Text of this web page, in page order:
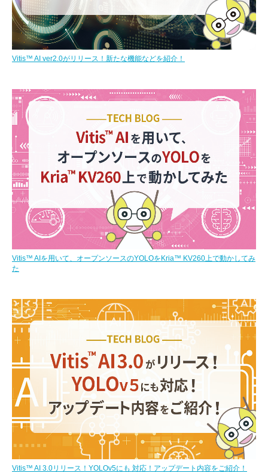
Vitis™ AI ver2.0がリリース！新たな機能などを紹介！
Vitis™ AIを用いて、オープンソースのYOLOをKria™ KV260上で動かしてみ
た
Vitis™ AI 3.0リリース！YOLOv5にも 対応！アップデート内容をご紹介！